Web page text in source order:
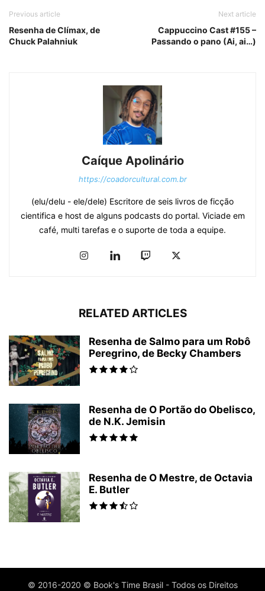
Previous article
Resenha de Clímax, de
Chuck Palahniuk
Next article
Cappuccino Cast #155 –
Passando o pano (Ai, ai…)
Caíque Apolinário
https://coadorcultural.com.br
(elu/delu - ele/dele) Escritore de seis livros de ficção
cientifica e host de alguns podcasts do portal. Viciade em
café, multi tarefas e o suporte de toda a equipe.
RELATED ARTICLES
Resenha de Salmo para um Robô
Peregrino, de Becky Chambers
Resenha de O Portão do Obelisco,
de N.K. Jemisin
Resenha de O Mestre, de Octavia
E. Butler
© 2016-2020 © Book's Time Brasil - Todos os Direitos